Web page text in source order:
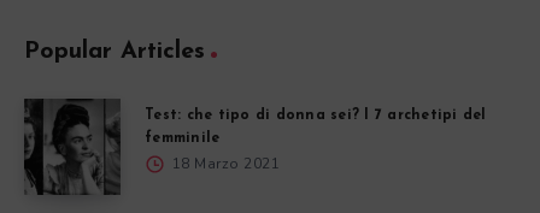
Popular Articles
Test: che tipo di donna sei? I 7 archetipi del
femminile
18 Marzo 2021